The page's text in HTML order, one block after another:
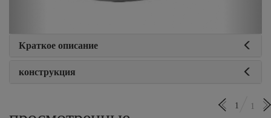
Краткое описание
конструкция
1 1